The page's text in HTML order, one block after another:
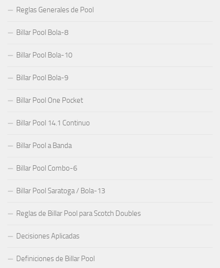
Reglas Generales de Pool
Billar Pool Bola-8
Billar Pool Bola-10
Billar Pool Bola-9
Billar Pool One Pocket
Billar Pool 14.1 Continuo
Billar Pool a Banda
Billar Pool Combo-6
Billar Pool Saratoga / Bola-13
Reglas de Billar Pool para Scotch Doubles
Decisiones Aplicadas
Definiciones de Billar Pool